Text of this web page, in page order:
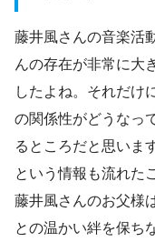
藤井風さんの音楽活
んの存在が非常に大
したよね。それだけ
の関係性がどうなっ
るところだと思いま
という情報も流れた
藤井風さんのお父様
との温かい絆を保ち